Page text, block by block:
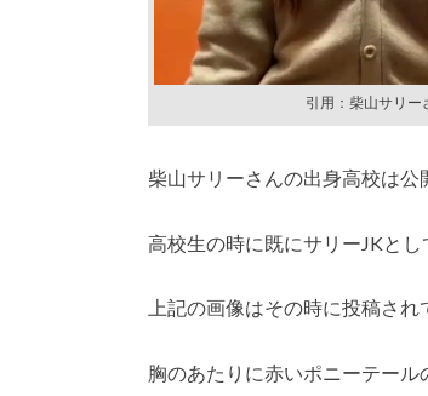
引用：柴山サリー
柴山サリーさんの出身高校は公
高校生の時に既にサリーJKとし
上記の画像はその時に投稿され
胸のあたりに赤いポニーテール